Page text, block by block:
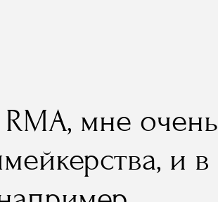
политика
которое он
мне очень
и в